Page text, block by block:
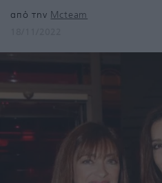
από την Mcteam